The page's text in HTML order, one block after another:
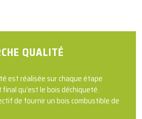
QUALITÉ
est réalisée sur chaque étape
qu’est le bois déchiqueté.
de fournir un bois combustible de